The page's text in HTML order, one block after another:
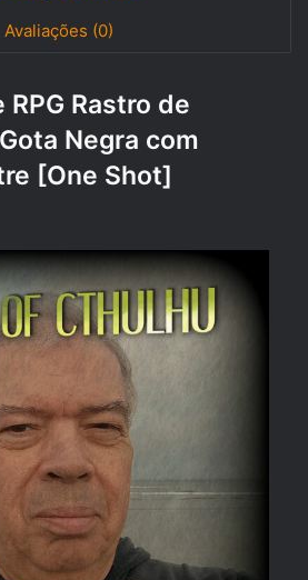
Avaliações (0)
Rastro de
Negra com
[One Shot]